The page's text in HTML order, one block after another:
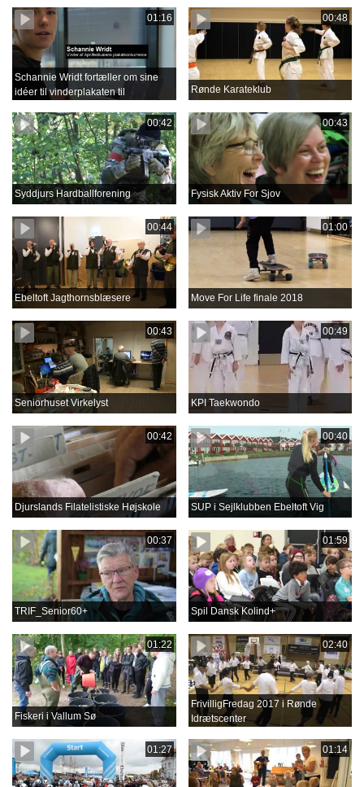
01:16
Schannie Wridt fortæller om sine
idéer til vinderplakaten til
00:48
Rønde Karateklub
00:42
Syddjurs Hardballforening
00:43
Fysisk Aktiv For Sjov
00:44
Ebeltoft Jagthornsblæsere
01:00
Move For Life finale 2018
00:43
Seniorhuset Virkelyst
00:49
KPI Taekwondo
00:42
Djurslands Filatelistiske Højskole
00:40
SUP i Sejlklubben Ebeltoft Vig
00:37
TRIF_Senior60+
01:59
Spil Dansk Kolind+
01:22
Fiskeri i Vallum Sø
02:40
FrivilligFredag 2017 i Rønde
Idrætscenter
01:27 01:14